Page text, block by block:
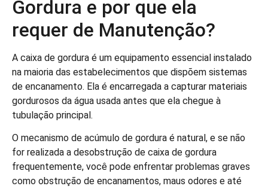
Gordura e por que ela
requer de Manutenção?
A caixa de gordura é um equipamento essencial instalado
na maioria das estabelecimentos que dispõem sistemas
de encanamento. Ela é encarregada a capturar materiais
gordurosos da água usada antes que ela chegue à
tubulação principal.
O mecanismo de acúmulo de gordura é natural, e se não
for realizada a desobstrução de caixa de gordura
frequentemente, você pode enfrentar problemas graves
como obstrução de encanamentos, maus odores e até